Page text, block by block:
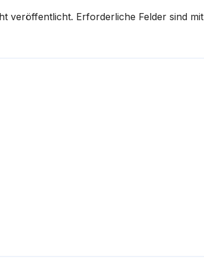
veröffentlicht. Erforderliche Felder sind mit